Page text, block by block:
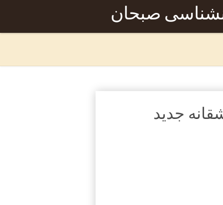
صبحان
جدید